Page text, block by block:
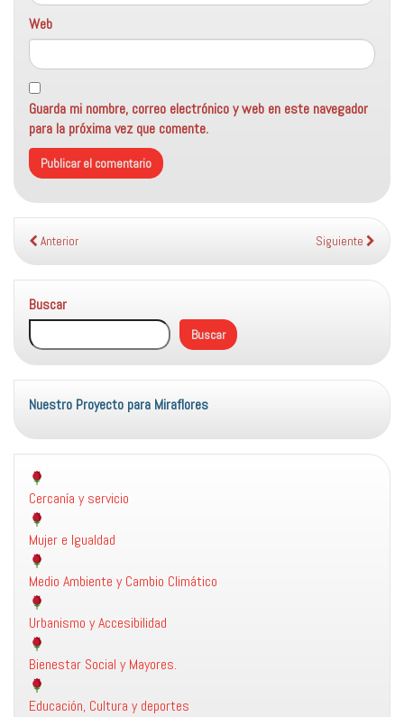
Web
Guarda mi nombre, correo electrónico y web en este navegador
para la próxima vez que comente.
Anterior Siguiente
Buscar
Buscar
Nuestro Proyecto para Miraflores
Cercanía y servicio
Mujer e Igualdad
Medio Ambiente y Cambio Climático
Urbanismo y Accesibilidad
Bienestar Social y Mayores.
Educación, Cultura y deportes